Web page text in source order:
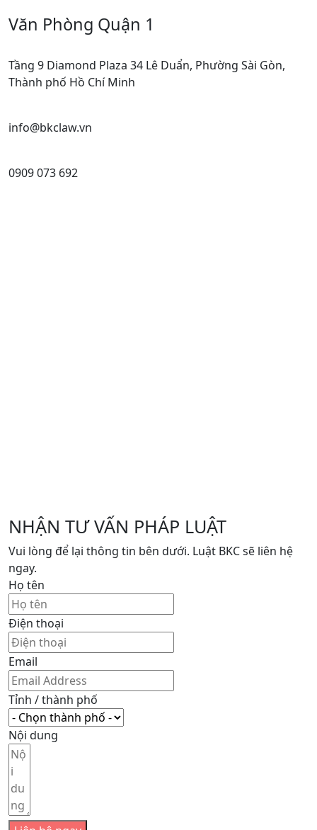
Văn Phòng Quận 1
Tầng 9 Diamond Plaza 34 Lê Duẩn, Phường Sài Gòn,
Thành phố Hồ Chí Minh
info@bkclaw.vn
0909 073 692
NHẬN TƯ VẤN PHÁP LUẬT
Vui lòng để lại thông tin bên dưới. Luật BKC sẽ liên hệ
ngay.
Họ tên
Điện thoại
Email
Tỉnh / thành phố
Nội dung